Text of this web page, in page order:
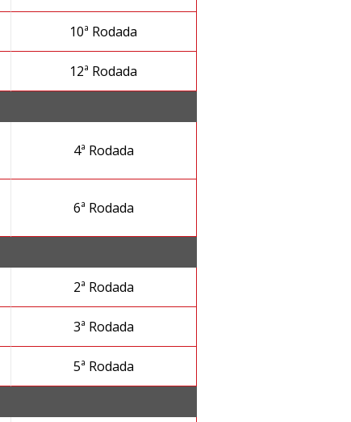
10ª Rodada
12ª Rodada
4ª Rodada
6ª Rodada
2ª Rodada
3ª Rodada
5ª Rodada